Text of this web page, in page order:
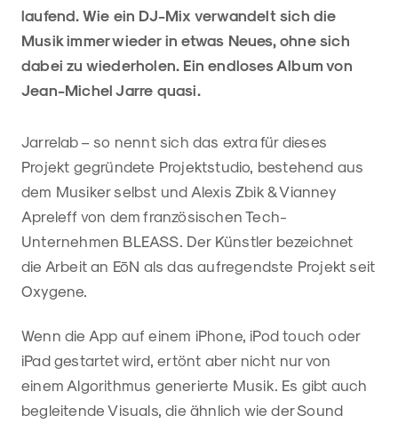
laufend. Wie ein DJ-Mix verwandelt sich die
Musik immer wieder in etwas Neues, ohne sich
dabei zu wiederholen. Ein endloses Album von
Jean-Michel Jarre quasi.
Jarrelab – so nennt sich das extra für dieses
Projekt gegründete Projektstudio, bestehend aus
dem Musiker selbst und Alexis Zbik & Vianney
Apreleff von dem französischen Tech-
Unternehmen BLEASS. Der Künstler bezeichnet
die Arbeit an EōN als das aufregendste Projekt seit
Oxygene.
Wenn die App auf einem iPhone, iPod touch oder
iPad gestartet wird, ertönt aber nicht nur von
einem Algorithmus generierte Musik. Es gibt auch
begleitende Visuals, die ähnlich wie der Sound